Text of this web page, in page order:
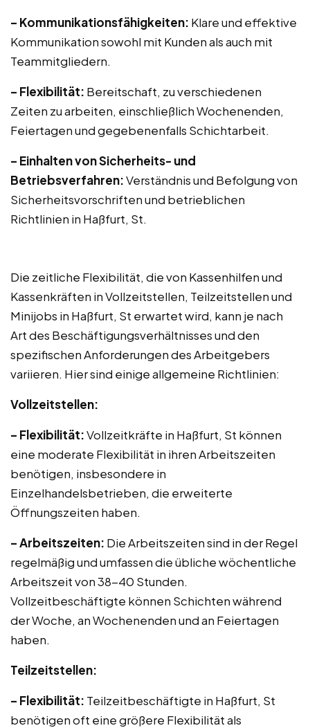
– Kommunikationsfähigkeiten: Klare und effektive
Kommunikation sowohl mit Kunden als auch mit
Teammitgliedern.
– Flexibilität: Bereitschaft, zu verschiedenen
Zeiten zu arbeiten, einschließlich Wochenenden,
Feiertagen und gegebenenfalls Schichtarbeit.
– Einhalten von Sicherheits- und
Betriebsverfahren:Verständnis und Befolgung von
Sicherheitsvorschriften und betrieblichen
Richtlinien in Haßfurt, St.
Die zeitliche Flexibilität, die von Kassenhilfen und
Kassenkräften in Vollzeitstellen, Teilzeitstellen und
Minijobs in Haßfurt, St erwartet wird, kann je nach
Art des Beschäftigungsverhältnisses und den
spezifischen Anforderungen des Arbeitgebers
variieren. Hier sind einige allgemeine Richtlinien:
Vollzeitstellen:
– Flexibilität:Vollzeitkräfte in Haßfurt, St können
eine moderate Flexibilität in ihren Arbeitszeiten
benötigen, insbesondere in
Einzelhandelsbetrieben, die erweiterte
Öffnungszeiten haben.
– Arbeitszeiten: Die Arbeitszeiten sind in der Regel
regelmäßig und umfassen die übliche wöchentliche
Arbeitszeit von 38-40 Stunden.
Vollzeitbeschäftigte können Schichten während
der Woche, an Wochenenden und an Feiertagen
haben.
Teilzeitstellen:
– Flexibilität: Teilzeitbeschäftigte in Haßfurt, St
benötigen oft eine größere Flexibilität als